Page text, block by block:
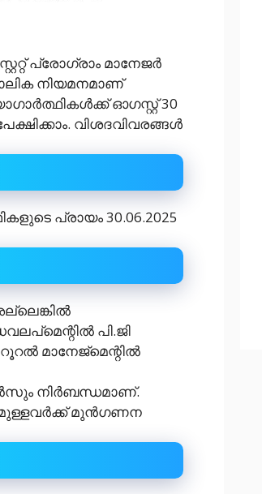
പ്രോഗ്രാം മാനേജർ
നിയമനമാണ്
ഓഗസ്റ്റ് 30
വിശദവിവരങ്ങൾ
പ്രായം 30.06.2025
പി.ജി
മാനേജ്മെന്റിൽ
നിർബന്ധമാണ്.
മുൻഗണന